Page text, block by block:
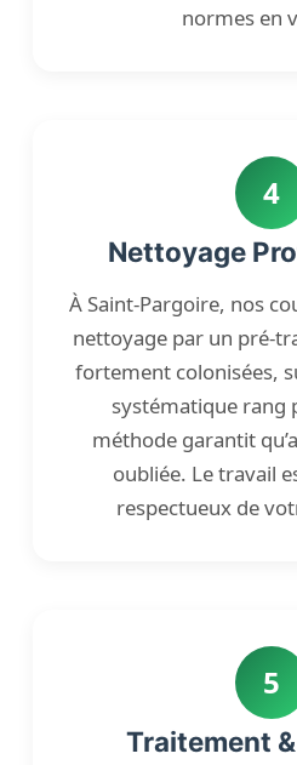
normes en
4
Nettoyage
À Saint-Pargoire, nos
nettoyage par un pré-
fortement colonisées,
systématique rang
méthode garantit
oubliée. Le travail
respectueux de
5
Traitement